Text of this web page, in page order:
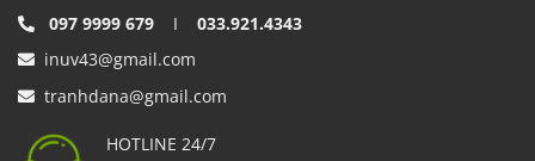
097 9999 679 I 033.921.4343
inuv43@gmail.com
tranhdana@gmail.com
HOTLINE 24/7